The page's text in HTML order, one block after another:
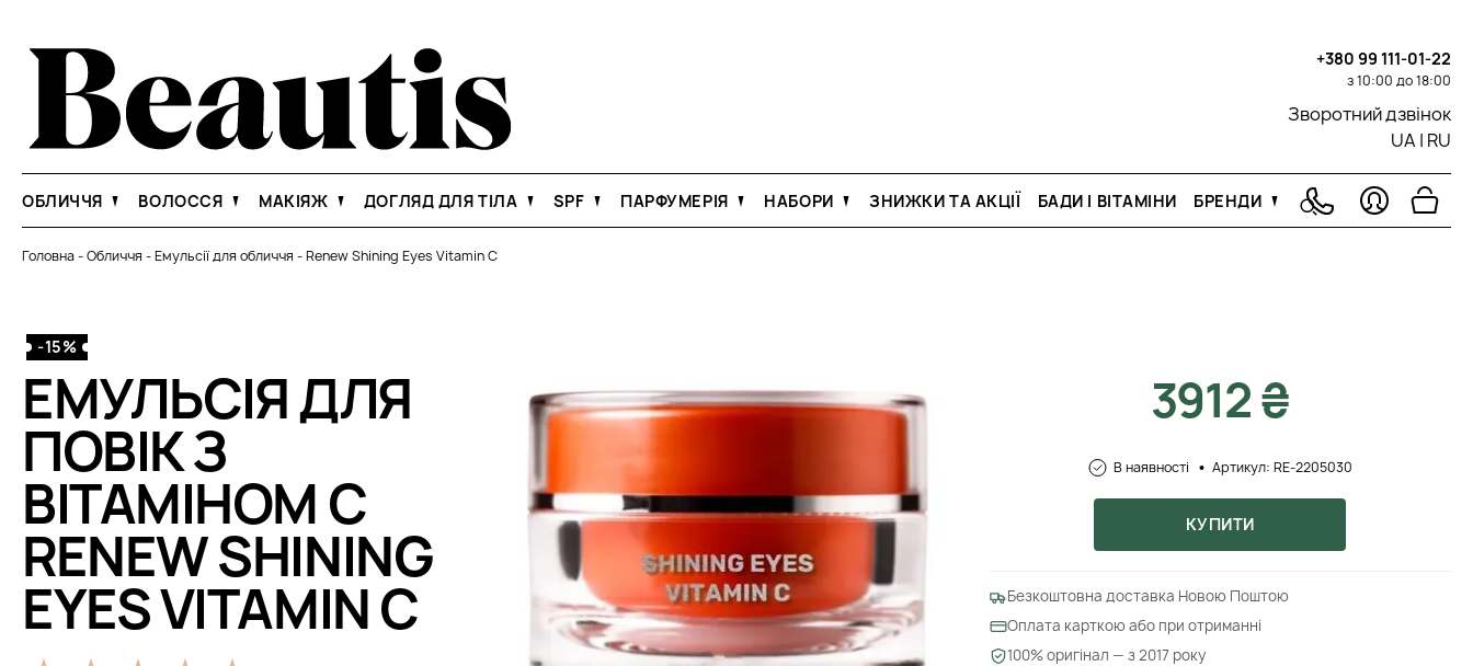
+380 99 111-01-22
з 10:00 до 18:00
Зворотний дзвінок
UA | RU
ОБЛИЧЧЯ ВОЛОССЯ МАКІЯЖ ДОГЛЯД ДЛЯ ТІЛА SPF ПАРФУМЕРІЯ НАБОРИ ЗНИЖКИ ТА АКЦІЇ БАДИ І ВІТАМІНИ БРЕНДИ
Головна-Обличчя -Емульсії для обличчя -Renew Shining Eyes Vitamin C
-15%
ЕМУЛЬСІЯ ДЛЯ
ПОВІК З
ВІТАМІНОМ С
RENEW SHINING
EYES VITAMIN C
3912 ₴
В наявності Артикул: RE-2205030
КУПИТИ
Безкоштовна доставка Новою Поштою
Оплата карткою або при отриманні
100% оригінал — з 2017 року